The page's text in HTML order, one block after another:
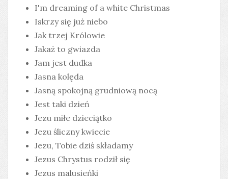
I'm dreaming of a white Christmas
Iskrzy się już niebo
Jak trzej Królowie
Jakaż to gwiazda
Jam jest dudka
Jasna kolęda
Jasną spokojną grudniową nocą
Jest taki dzień
Jezu miłe dzieciątko
Jezu śliczny kwiecie
Jezu, Tobie dziś składamy
Jezus Chrystus rodził się
Jezus malusieńki